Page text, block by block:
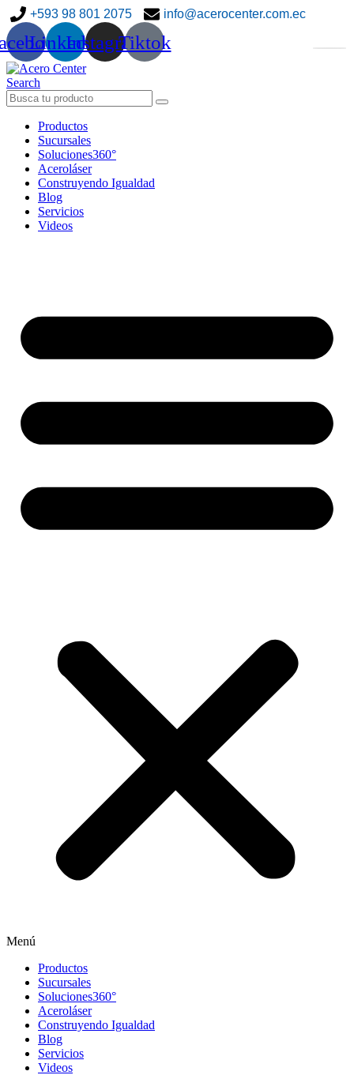
+593 98 801 2075 info@acerocenter.com.ec
LinkedinInstagramTiktok
Search
Productos
Sucursales
Soluciones360°
Aceroláser
Construyendo Igualdad
Blog
Servicios
Videos
Menú
Productos
Sucursales
Soluciones360°
Aceroláser
Construyendo Igualdad
Blog
Servicios
Videos